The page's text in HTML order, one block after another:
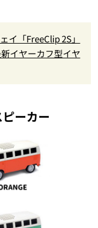
イ「FreeClip 2S」
イヤーカフ型イヤ
ーカー